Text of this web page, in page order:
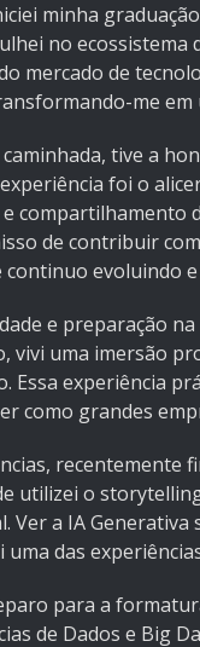
minha
no ecossistema
mercado de
me
tive a
foi o
compartilhamento
de contribuir
continuo evoluindo
e preparação
vivi uma imersão
Essa experiência
como grandes
recentemente
utilizei o
Ver a IA
das
para a
de Dados e Big